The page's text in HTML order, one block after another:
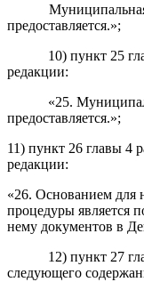
предоставляется.»;
10) пункт 25
редакции:
«25.
предоставляется.»;
11) пункт 26 главы 4
редакции:
«26. Основанием для
процедуры является
нему документов в
12) пункт 27
следующего